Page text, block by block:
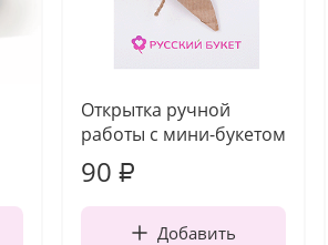
Открытка ручной
работы с мини-букетом
90 ₽
Добавить